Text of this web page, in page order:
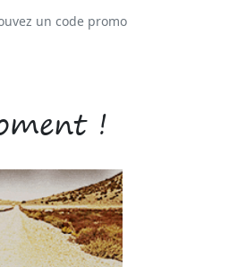
un code promo
!